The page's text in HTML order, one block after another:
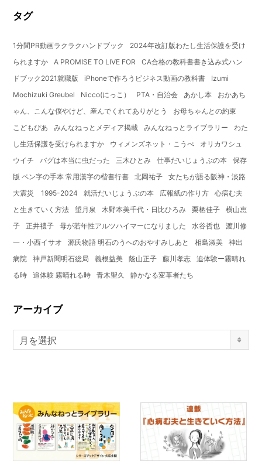
タグ
1分間PR動画ラクラクハンドブック
2024年改訂版わたし生活保護を受け
られますか
A PROMISE TO LIVE FOR
CA合格の教科書書き込み式ハン
ドブック2021就職版
iPhoneで作ろうビジネス動画の教科書
Izumi
Mochizuki Greubel
Nicco(にっこ） PTA・自治会 あかし本
おかあち
ゃん、こんな僕やけど、産んでくれてありがとう
お母ちゃんとの約束
こどもぴあ
みんなねっとメディア掲載 みんなねっとライブラリー
わた
し生活保護を受けられますか
ウィメンズネット・こうべ
オリカワシュ
ウイチ
バグは本当に虫だった 三木ひとみ 仕事だいじょうぶの本
保存
版 ペン字の手本 常用漢字の楷書行書
北岡祐子
女たちが語る阪神・淡路
大震災 1995-2024
就活だいじょうぶの本 広報紙の作り方
心病む夫
と生きていく方法
望月泉 木野本美千代・日比ひろみ 栗栖佳子
横山恵
子
正井禮子 母が若年性アルツハイマーになりました 水谷哲也
渡川修
一・小西イサオ
源氏物語 明石のうへのおやすみしあと 相島淑美
神出
病院
神戸新聞明石総局 義根益美 蔭山正子 藤川孝志
追体験ー霧晴れ
る時
追体験 霧晴れる時 青木聖久 静かなる変革者たち
アーカイブ
月を選択